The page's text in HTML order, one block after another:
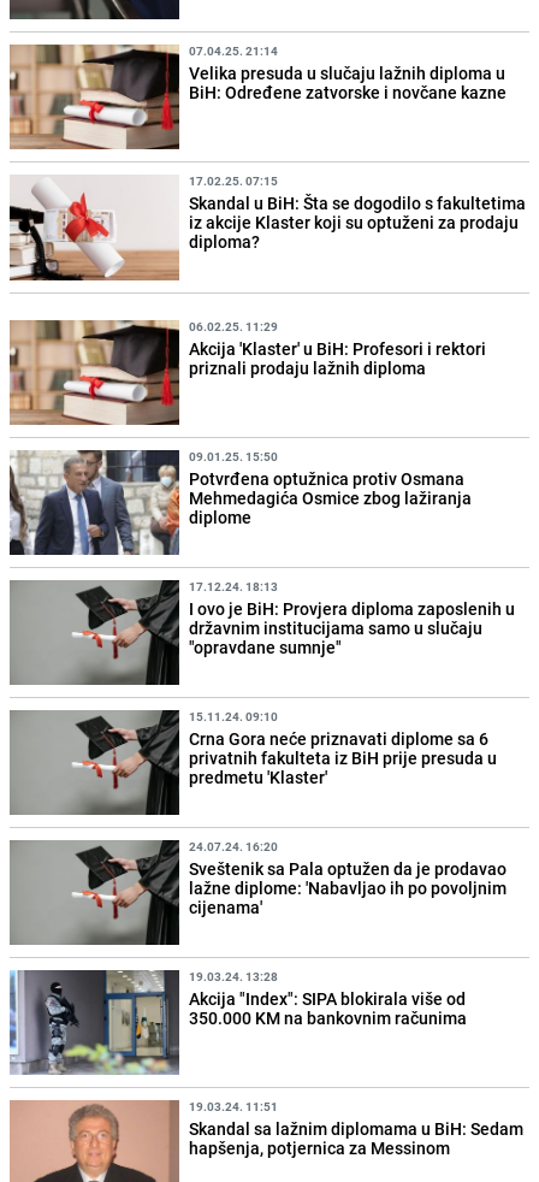
07.04.25. 21:14
Velika presuda u slučaju lažnih diploma u
BiH: Određene zatvorske i novčane kazne
17.02.25. 07:15
Skandal u BiH: Šta se dogodilo s fakultetima
iz akcije Klaster koji su optuženi za prodaju
diploma?
06.02.25. 11:29
Akcija 'Klaster' u BiH: Profesori i rektori
priznali prodaju lažnih diploma
09.01.25. 15:50
Potvrđena optužnica protiv Osmana
Mehmedagića Osmice zbog lažiranja
diplome
17.12.24. 18:13
I ovo je BiH: Provjera diploma zaposlenih u
državnim institucijama samo u slučaju
"opravdane sumnje"
15.11.24. 09:10
Crna Gora neće priznavati diplome sa 6
privatnih fakulteta iz BiH prije presuda u
predmetu 'Klaster'
24.07.24. 16:20
Sveštenik sa Pala optužen da je prodavao
lažne diplome: 'Nabavljao ih po povoljnim
cijenama'
19.03.24. 13:28
Akcija "Index": SIPA blokirala više od
350.000 KM na bankovnim računima
19.03.24. 11:51
Skandal sa lažnim diplomama u BiH: Sedam
hapšenja, potjernica za Messinom